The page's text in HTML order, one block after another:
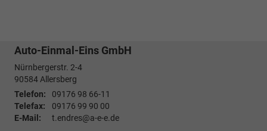
Auto-Einmal-Eins GmbH
Nürnbergerstr. 2-4
90584Allersberg
Telefon:
09176 98 66-11
Telefax:
09176 99 90 00
E-Mail:
t.endres@a-e-e.de